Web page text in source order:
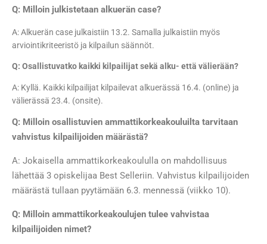
Q: Milloin julkistetaan alkuerän case?
A: Alkuerän case julkaistiin 13.2. Samalla julkaistiin myös
arviointikriteeristö ja kilpailun säännöt.
Q: Osallistuvatko kaikki kilpailijat sekä alku- että välierään?
A: Kyllä. Kaikki kilpailijat kilpailevat alkuerässä 16.4. (online) ja
välierässä 23.4. (onsite).
Q: Milloin osallistuvien ammattikorkeakouluilta tarvitaan
vahvistus kilpailijoiden määrästä?
A: Jokaisella ammattikorkeakoululla on mahdollisuus
lähettää 3 opiskelijaa Best Selleriin. Vahvistus kilpailijoiden
määrästä tullaan pyytämään 6.3. mennessä (viikko 10).
Q: Milloin ammattikorkeakoulujen tulee vahvistaa
kilpailijoiden nimet?